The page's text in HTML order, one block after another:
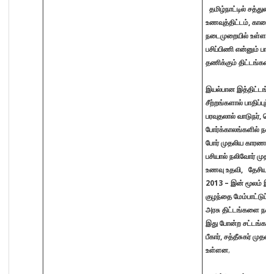
தமிழ்நாட்டில்
உணவுத்திட்டம்,
நடைமுறையில்
பசிப்பிணி என்னும்
தணிக்கும்
இயல்பான
சீற்றங்களால்
பரவுதலால்
போர்க்காலங்களில்
போர் முதலிய
பசியால் நலிவோர்
உணவு உதவி,
2013 – இன் மூலம்
குழந்தை
அரசு திட்டங்களை
இது போன்ற
பீகார், சத்தீசுகர்
உள்ளன,